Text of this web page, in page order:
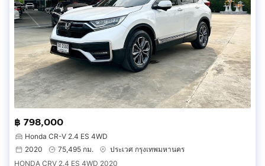
฿ 798,000
Honda CR-V 2.4 ES 4WD
2020
75,495 กม.
ประเวศ กรุงเทพมหานคร
HONDA CRV 2.4 ES 4WD 2020